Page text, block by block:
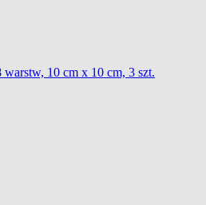
warstw, 10 cm x 10 cm, 3 szt.